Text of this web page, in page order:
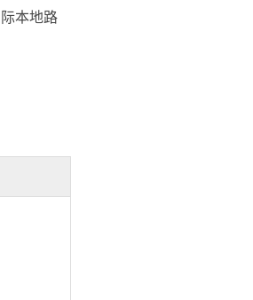
本地路